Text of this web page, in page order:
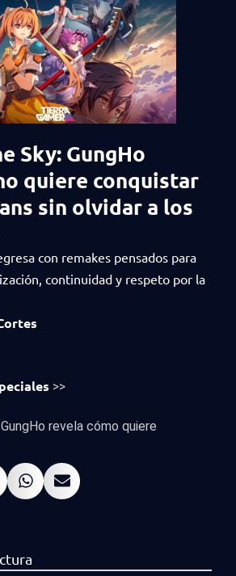
Sky: GungHo
quiere conquistar
sin olvidar a los
con remakes pensados para
continuidad y respeto por la
>>
revela cómo quiere